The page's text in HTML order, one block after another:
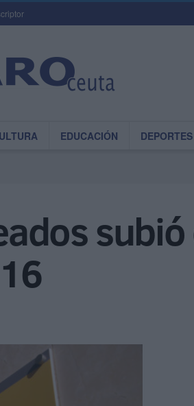
EDUCACIÓN DEPORTES